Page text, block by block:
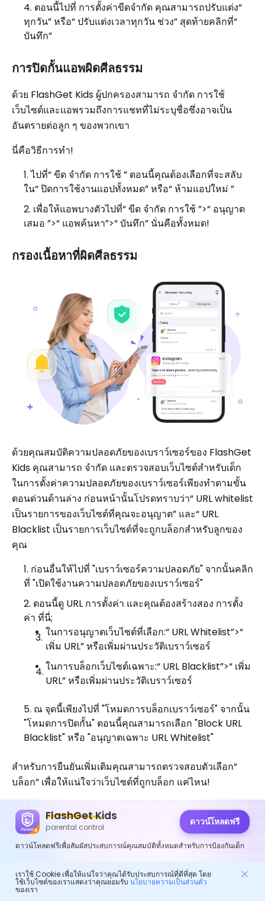
ตอนนี้ไปที่ การตั้งค่าขีดจำกัด คุณสามารถปรับแต่ง“
ทุกวัน” หรือ“ ปรับแต่งเวลาทุกวัน ช่วง” สุดท้ายคลิกที่“
บันทึก”
การปิดกั้นแอพผิดศีลธรรม
ด้วย FlashGet Kids ผู้ปกครองสามารถ จำกัด การใช้
เว็บไซต์และแอพรวมถึงการแชทที่ไม่ระบุชื่อซึ่งอาจเป็น
อันตรายต่อลูก ๆ ของพวกเขา
นี่คือวิธีการทำ!
ไปที่“ ขีด จำกัด การใช้ ” ตอนนี้คุณต้องเลือกที่จะสลับ
ใน“ ปิดการใช้งานแอปทั้งหมด” หรือ“ ห้ามแอปใหม่ ”
เพื่อให้แอพบางตัวไปที่“ ขีด จำกัด การใช้ ”>“ อนุญาต
เสมอ ”>“ แอพค้นหา”>“ บันทึก” นั่นคือทั้งหมด!
กรองเนื้อหาที่ผิดศีลธรรม
ด้วยคุณสมบัติความปลอดภัยของเบราว์เซอร์ของ FlashGet
Kids คุณสามารถ จำกัด และตรวจสอบเว็บไซต์สำหรับเด็ก
ในการตั้งค่าความปลอดภัยของเบราว์เซอร์เพียงทำตามขั้น
ตอนด่วนด้านล่าง ก่อนหน้านั้นโปรดทราบว่า“ URL whitelist
เป็นรายการของเว็บไซต์ที่คุณจะอนุญาต” และ“ URL
Blacklist เป็นรายการเว็บไซต์ที่จะถูกบล็อกสำหรับลูกของ
คุณ
ก่อนอื่นให้ไปที่ "เบราว์เซอร์ความปลอดภัย" จากนั้นคลิก
ที่ "เปิดใช้งานความปลอดภัยของเบราว์เซอร์"
ตอนนี้ดู URL การตั้งค่า และคุณต้องสร้างสอง การตั้ง
ค่า ที่นี่;
ในการอนุญาตเว็บไซต์ที่เลือก:“ URL Whitelist”>“
เพิ่ม URL” หรือเพิ่มผ่านประวัติเบราว์เซอร์
ในการบล็อกเว็บไซต์เฉพาะ:“ URL Blacklist”>“ เพิ่ม
URL” หรือเพิ่มผ่านประวัติเบราว์เซอร์
ณ จุดนี้เพียงไปที่ "โหมดการบล็อกเบราว์เซอร์" จากนั้น
"โหมดการปิดกั้น" ตอนนี้คุณสามารถเลือก "Block URL
Blacklist" หรือ "อนุญาตเฉพาะ URL Whitelist"
สำหรับการยืนยันเพิ่มเติมคุณสามารถตรวจสอบตัวเลือก“
บล็อก” เพื่อให้แน่ใจว่าเว็บไซต์ที่ถูกบล็อก แค่ไหน!
ตรวจสอบการใช้แอพและกิจกรรม ออนไลน์
FlashGet Kids ให้รายงานการใช้งานแอพ รายละเอียด ed
น้อยเพียงใด ผู้ปกครองสามารถควบคุมการใช้ห้องสนทนาที่
ไม่ระบุชื่อของเด็ก ๆ และความเบี่ยงเบนที่เป็นไปได้
FlashGet Kids
parental control ดาวน์โหลดฟรี
ดาวน์โหลดฟรีเพื่อสัมผัสประสบการณ์คุณสมบัติทั้งหมดสำหรับการป้องกันเด็ก
เราใช้ Cookie เพื่อให้แน่ใจว่าคุณได้รับประสบการณ์ที่ดีที่สุด โดย
ใช้เว็บไซต์ของเราแสดงว่าคุณยอมรับ นโยบายความเป็นส่วนตัว
ของเรา